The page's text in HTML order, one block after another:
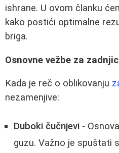
ishrane. U ovom članku
kako postići optimalne
briga.
Osnovne vežbe za
Kada je reč o oblikovanju
nezamenjive:
Duboki čučnjevi -
guzu. Važno je spuštati